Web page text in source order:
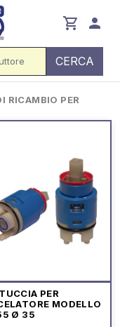
shopping_cart person
CERCA
RICAMBIO PER
PER
MODELLO
Ø 35